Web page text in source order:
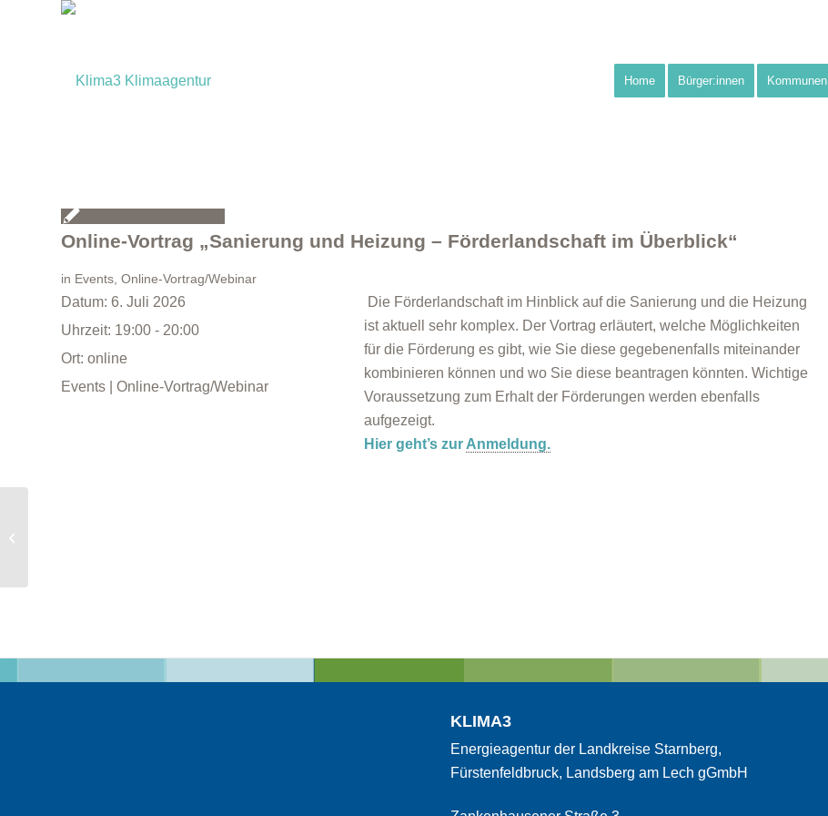
Home Bürger:innen Kommunen
Online-Vortrag „Sanierung und Heizung – Förderlandschaft im Überblick“
in Events Online-Vortrag/Webinar
Datum: 6. Juli 2026
Uhrzeit: 19:00 - 20:00
Ort: online
Events | Online-Vortrag/Webinar
Die Förderlandschaft im Hinblick auf die Sanierung und die Heizung
ist aktuell sehr komplex. Der Vortrag erläutert, welche Möglichkeiten
für die Förderung es gibt, wie Sie diese gegebenenfalls miteinander
kombinieren können und wo Sie diese beantragen könnten. Wichtige
Voraussetzung zum Erhalt der Förderungen werden ebenfalls
aufgezeigt.
Hier geht’s zur Anmeldung.
KLIMA3
Energieagentur der Landkreise Starnberg,
Fürstenfeldbruck, Landsberg am Lech gGmbH